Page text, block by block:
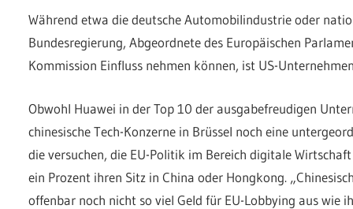
Während etwa die deutsche Automobilindustrie oder
Bundesregierung, Abgeordnete des Europäischen
Kommission Einfluss nehmen können, ist US-
Obwohl Huawei in der Top 10 der ausgabefreudigen
chinesische Tech-Konzerne in Brüssel noch eine
die versuchen, die EU-Politik im Bereich digitale
ein Prozent ihren Sitz in China oder Hongkong.
offenbar noch nicht so viel Geld für EU-Lobbying aus wie